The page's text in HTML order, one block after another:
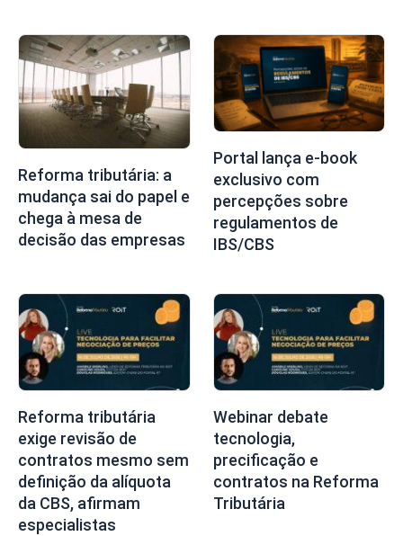
Reforma tributária: a
mudança sai do papel e
chega à mesa de
decisão das empresas
Portal lança e-book
exclusivo com
percepções sobre
regulamentos de
IBS/CBS
Reforma tributária
exige revisão de
contratos mesmo sem
definição da alíquota
da CBS, afirmam
especialistas
Webinar debate
tecnologia,
precificação e
contratos na Reforma
Tributária